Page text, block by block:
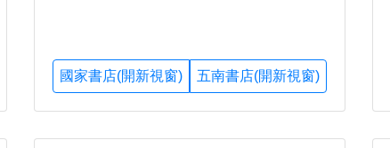
國家書店(開新視窗) 五南書店(開新視窗)